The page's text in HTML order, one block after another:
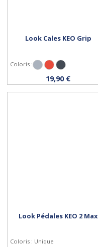
Personnaliser
Look Cales KEO Grip
Coloris : Gris Rouge Noir
19,90 €
Look Pédales KEO 2 Max
Coloris : Unique